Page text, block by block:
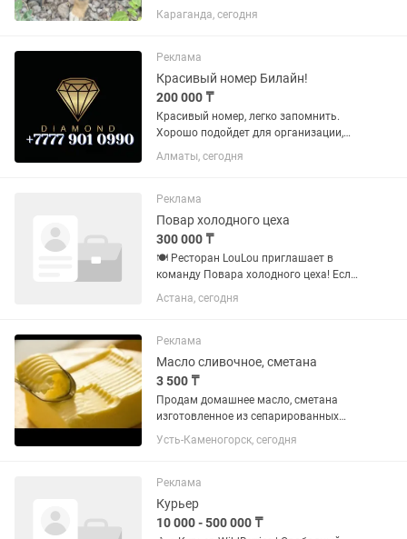
абсолютно чудесных, добрых и
игривых ребенка. Они очень хотят
Ищут дом и самых ответственных...
Караганда, сегодня
Реклама
Красивый номер Билайн!
200 000 ₸
Красивый номер, легко запомнить.
Хорошо подойдет для организации,
фирмы, на подарок или для себя.
Алматы, сегодня
Реклама
Повар холодного цеха
300 000 ₸
🍽️ Ресторан LouLou приглашает в
команду Повара холодного цеха! Если
ты любишь готовить, ценишь качество
и хочешь работать в современном
предлагаем: • График...
Астана, сегодня
Реклама
Масло сливочное, сметана
3 500 ₸
Продам домашнее масло, сметана
изготовленное из сепарированных
сливок. Масло и сметана очень
вкусное, свежее, 100% натуральное.
Покупайте, пробуйте, кушайте на...
Усть-Каменогорск, сегодня
Реклама
Курьер
10 000 - 500 000 ₸